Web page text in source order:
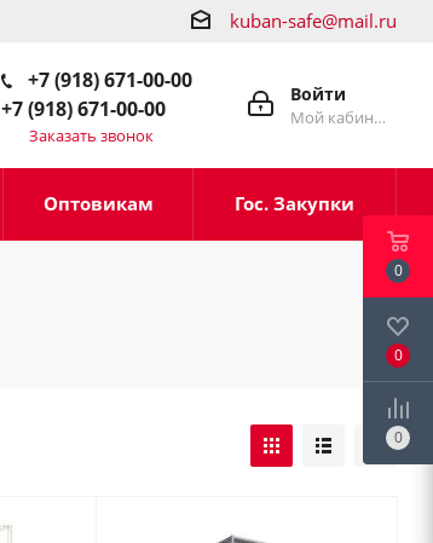
kuban-safe@mail.ru
Войти
Мой кабинет
+7 (918) 671-00-00
+7 (918) 671-00-00
Заказать звонок
Оптовикам Гос. Закупки
0
0
0